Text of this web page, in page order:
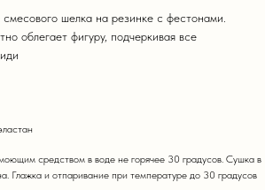
шелка на резинке с фестонами.
облегает фигуру, подчеркивая все
средством в воде не горячее 30 градусов. Сушка в
Глажка и отпаривание при температуре до 30 градусов